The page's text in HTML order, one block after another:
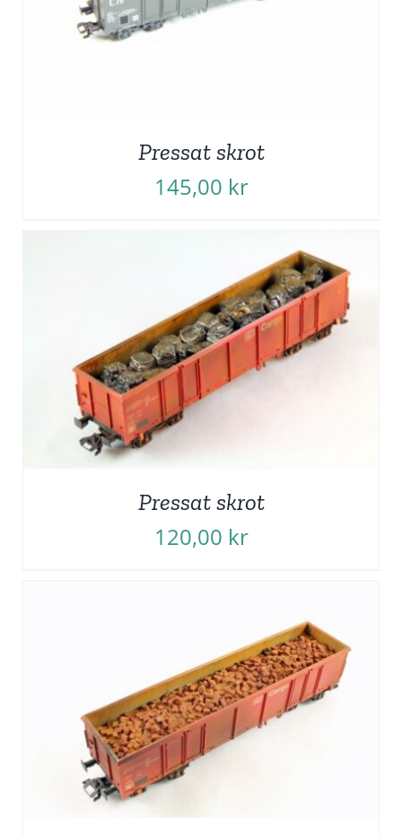
Pressat skrot
145,00 kr
Pressat skrot
120,00 kr